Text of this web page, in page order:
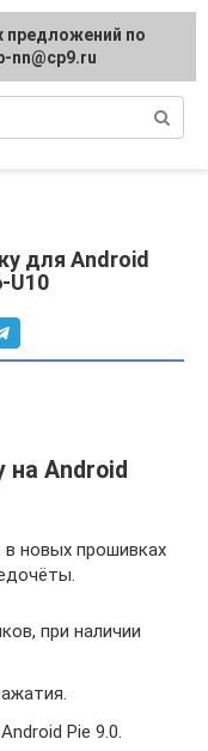
и Honor
для Android
U10
на Android
в новых прошивках
при наличии
Pie 9.0.
по
nn@cp9.ru